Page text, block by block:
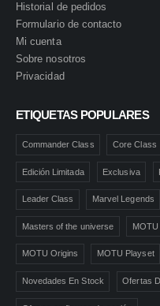
Historial de pedidos
Formulario de contacto
Mi cuenta
Sobre nosotros
Privacidad
ETIQUETAS POPULARES
Commander Class Core Class
Edición Limitada Exclusiva
Leader Class Marvel Legends
Masters of the universe
MOTU Origins MOTU Playset
Novedades En Stock Ofertas